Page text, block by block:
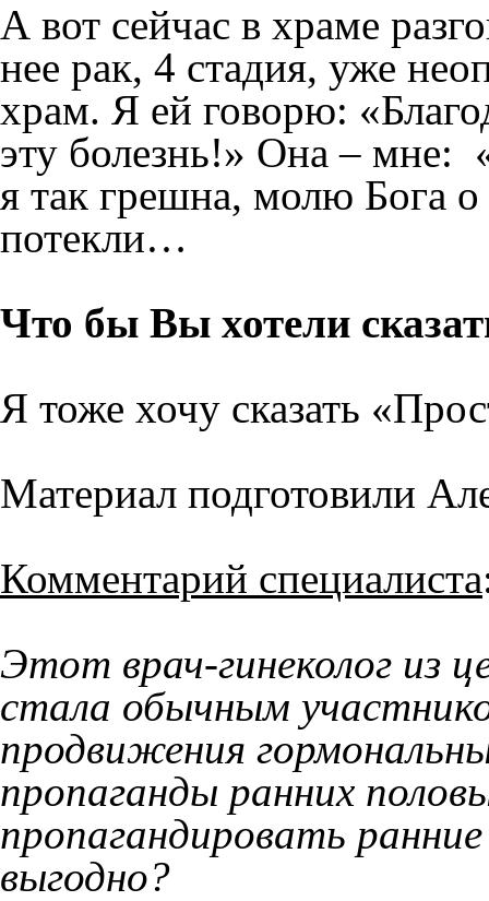
А вот сейчас в храме
нее рак, 4 стадия, уже
храм. Я ей говорю:
эту болезнь!» Она – мне:
я так грешна, молю Бога
потекли…
Что бы Вы хотели
Я тоже хочу сказать
Материал подготовили
Комментарий специалиста
Этот врач-гинеколог из
стала обычным
продвижения
пропаганды ранних
пропагандировать
выгодно?